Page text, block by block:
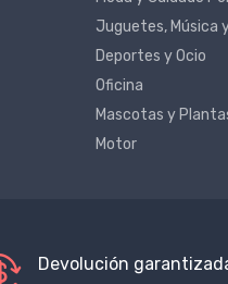
Juguetes, Música
Deportes y Ocio
Oficina
Mascotas y
Motor
Devolución